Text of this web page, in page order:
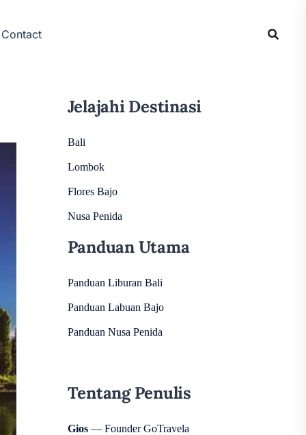
Contact
Jelajahi Destinasi
Bali
Lombok
Flores Bajo
Nusa Penida
Panduan Utama
Panduan Liburan Bali
Panduan Labuan Bajo
Panduan Nusa Penida
Tentang Penulis
Gios— Founder GoTravela